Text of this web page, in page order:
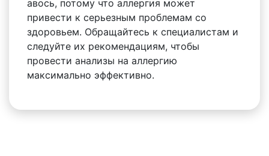
авось, потому что аллергия может
привести к серьезным проблемам со
здоровьем. Обращайтесь к специалистам и
следуйте их рекомендациям, чтобы
провести анализы на аллергию
максимально эффективно.